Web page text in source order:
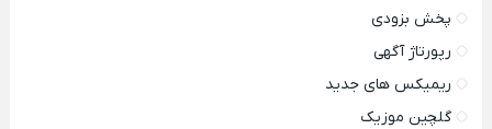
پخش بزودی
رپورتاژ آگهی
ریمیکس های جدید
گلچین موزیک